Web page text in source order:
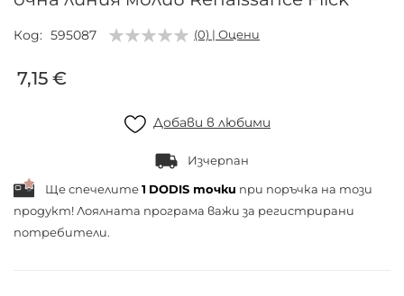
със
снимки
Код 595087 (0) | Оцени
7,15 €
Добави в любими
Изчерпан
Ще спечелите1 DODIS точки при поръчка на този
продукт! Лоялната програма важи за регистрирани
потребители.